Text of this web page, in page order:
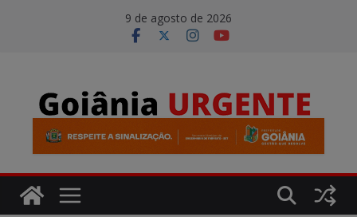
9 de agosto de 2026
modal-check